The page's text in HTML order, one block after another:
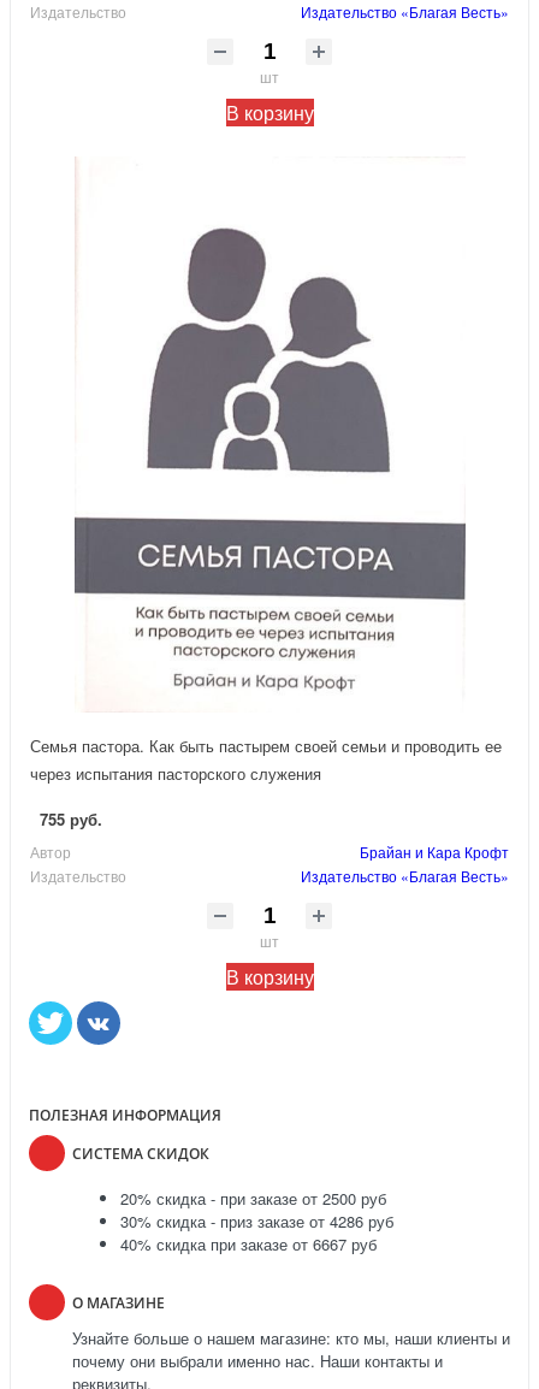
Издательство
Издательство «Благая Весть»
шт
В корзину
Семья пастора. Как быть пастырем своей семьи и проводить ее
через испытания пасторского служения
755 руб.
Автор
Брайан и Кара Крофт
Издательство
Издательство «Благая Весть»
шт
В корзину
ПОЛЕЗНАЯ ИНФОРМАЦИЯ
СИСТЕМА СКИДОК
20% скидка - при заказе от 2500 руб
30% скидка - приз заказе от 4286 руб
40% скидка при заказе от 6667 руб
О МАГАЗИНЕ
Узнайте больше о нашем магазине: кто мы, наши клиенты и
почему они выбрали именно нас. Наши контакты и
реквизиты.